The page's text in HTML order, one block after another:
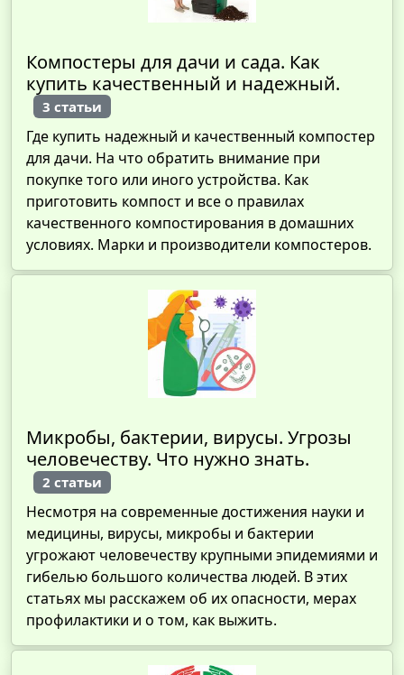
Компостеры для дачи и сада. Как
купить качественный и надежный.
3 статьи
Где купить надежный и качественный компостер
для дачи. На что обратить внимание при
покупке того или иного устройства. Как
приготовить компост и все о правилах
качественного компостирования в домашних
условиях. Марки и производители компостеров.
Микробы, бактерии, вирусы. Угрозы
человечеству. Что нужно знать.
2 статьи
Несмотря на современные достижения науки и
медицины, вирусы, микробы и бактерии
угрожают человечеству крупными эпидемиями и
гибелью большого количества людей. В этих
статьях мы расскажем об их опасности, мерах
профилактики и о том, как выжить.